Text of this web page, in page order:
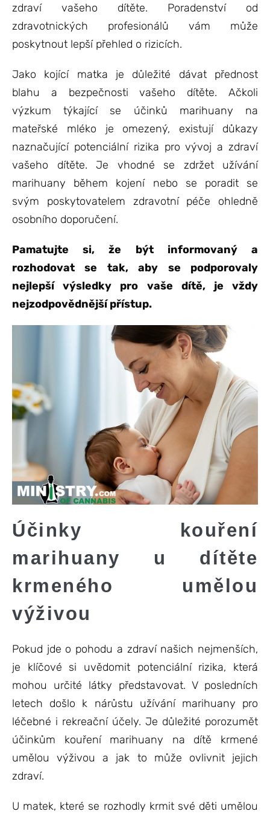
zdraví vašeho dítěte. Poradenství od
zdravotnických profesionálů vám může
poskytnout lepší přehled o rizicích.
Jako kojící matka je důležité dávat přednost
blahu a bezpečnosti vašeho dítěte. Ačkoli
výzkum týkající se účinků marihuany na
mateřské mléko je omezený, existují důkazy
naznačující potenciální rizika pro vývoj a zdraví
vašeho dítěte. Je vhodné se zdržet užívání
marihuany během kojení nebo se poradit se
svým poskytovatelem zdravotní péče ohledně
osobního doporučení.
Pamatujte si, že být informovaný a
rozhodovat se tak, aby se podporovaly
nejlepší výsledky pro vaše dítě, je vždy
nejzodpovědnější přístup.
Účinky kouření
marihuany u dítěte
krmeného umělou
výživou
Pokud jde o pohodu a zdraví našich nejmenších,
je klíčové si uvědomit potenciální rizika, která
mohou určité látky představovat. V posledních
letech došlo k nárůstu užívání marihuany pro
léčebné i rekreační účely. Je důležité porozumět
účinkům kouření marihuany na dítě krmené
umělou výživou a jak to může ovlivnit jejich
zdraví.
U matek, které se rozhodly krmit své děti umělou